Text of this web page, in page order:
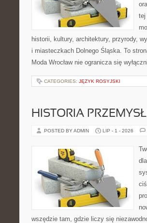
tej
historii, kultury, architektury, przyrody,
i miasteczkach Dolnego Śląska. To
Moda Wrocław nie ogranicza się
CATEGORIES: JĘZYK ROSYJSKI
HISTORIA
POSTED BY ADMIN LIP - 1 - 2026
wszędzie tam, gdzie liczy się